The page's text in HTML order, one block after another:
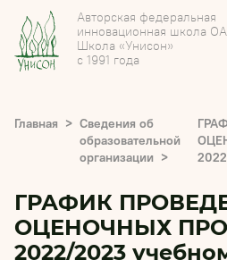
Авторская федеральная
инновационная школа
Школа «Унисон»
с 1991 года
Главная
Сведения об
образовательной
организации
ГРАФИК
ОЦЕНОЧНЫХ
2022/2023